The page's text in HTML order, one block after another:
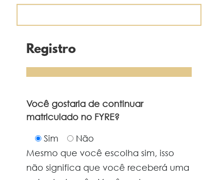
Registro
Você gostaria de continuar
matriculado no FYRE?
Sim
Não
Mesmo que você escolha sim, isso
não significa que você receberá uma